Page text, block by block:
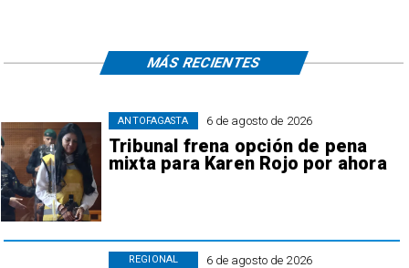
6 de agosto de 2026
Tribunal frena opción de pena
mixta para Karen Rojo por ahora
ANTOFAGASTA
6 de agosto de 2026
REGIONAL
MÁS RECIENTES